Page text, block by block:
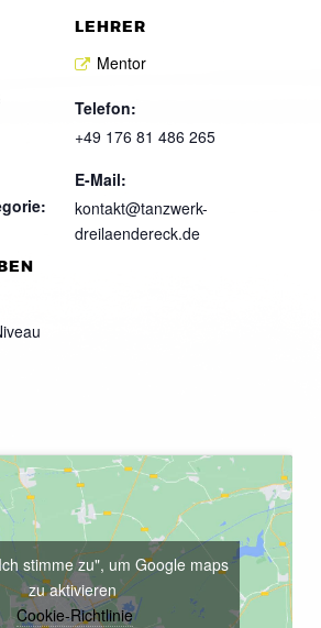
LEHRER
Mentor
Telefon:
+49 176 81 486 265
E-Mail:
kontakt@tanzwerk-
dreilaendereck.de
stimme zu", um Google maps
zu aktivieren
Cookie-Richtlinie